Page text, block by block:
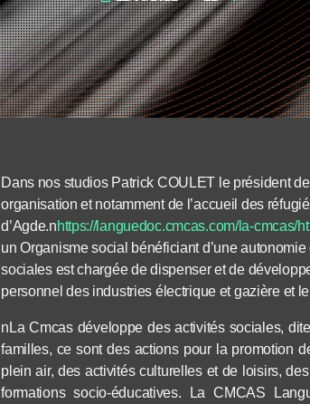
Dans nos studios Patrick COULET le président
organisation et notamment de l’accueil des
d’Agde.nhttps://languedoc.cmcas.com/la-cmcas/
unOrganisme social bénéficiant d’une
socialesest chargée de dispenser et de
personnel des industries électrique et gazière et
nLa Cmcas développe des activités sociales,
familles, ce sont des actions pour la promotion
plein air, des activités culturelles et de loisirs,
formations socio-éducatives. La CMCAS